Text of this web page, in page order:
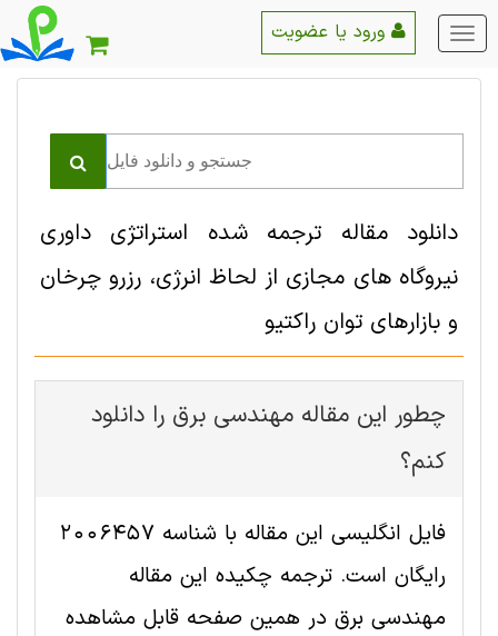
منو
اصلی
دانلود مقاله ترجمه شده استراتژی داوری
نیروگاه های مجازی از لحاظ انرژی، رزرو چرخان
و بازارهای توان راکتیو
چطور این مقاله مهندسی برق را دانلود
کنم؟
فایل انگلیسی این مقاله با شناسه 2006457
رایگان است. ترجمه چکیده این مقاله
مهندسی برق در همین صفحه قابل مشاهده